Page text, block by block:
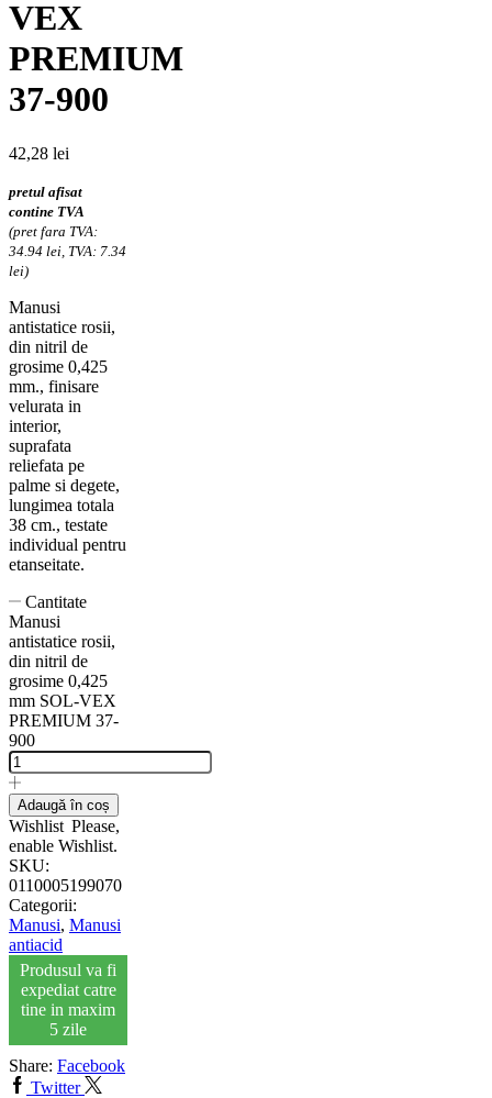
VEX
PREMIUM
37-900
42,28 lei
pretul afisat
contine TVA
(pret fara TVA:
34.94 lei, TVA: 7.34
lei)
Manusi
antistatice rosii,
din nitril de
grosime 0,425
mm., finisare
velurata in
interior,
suprafata
reliefata pe
palme si degete,
lungimea totala
38 cm., testate
individual pentru
etanseitate.
Cantitate
Manusi
antistatice rosii,
din nitril de
grosime 0,425
mm SOL-VEX
PREMIUM 37-
900
Adaugă în coș
Wishlist Please,
enable Wishlist.
SKU:
0110005199070
Categorii:
Manusi, Manusi
antiacid
Produsul va fi
expediat catre
tine in maxim
5 zile
Share: Facebook
Twitter